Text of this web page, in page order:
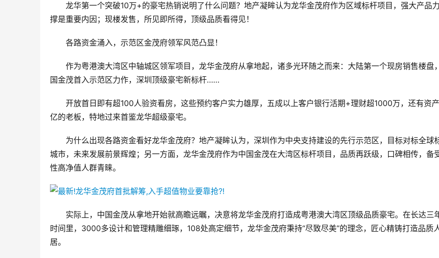
龙华第一个突破10万+的豪宅热销说明了什么问题？地产凝眸认为龙华金茂府作为区域标杆项目，强大产品
撑是重要内因；现楼发售，所见即所得，顶级品质看得见！
各路资金涌入，示范区金茂府领军风范凸显！
作为粤港澳大湾区中轴城区领军项目，龙华金茂府从拿地起，诸多光环随之而来：大陆第一个现房销售楼盘
国金茂首入示范区力作，深圳顶级豪宅新标杆……
开放首日即有超100人验资看房，这些预约客户实力雄厚，五成以上客户银行活期+理财超1000万，还有资
亿的老板，特地过来首鉴龙华超级豪宅。
为什么出现各路资金看好龙华金茂府？地产凝眸认为，深圳作为中央支持建设的先行示范区，目标对标全球
城市，未来发展前景辉煌；另一方面，龙华金茂府作为中国金茂在大湾区标杆项目，品质再跃级，口碑相传，备
性高净值人群青睐。
实际上，中国金茂从拿地开始就高瞻远瞩，决意将龙华金茂府打造成粤港澳大湾区顶级品质豪宅。在长达三
时间里，3000多设计和管理精雕细琢，108处高定细节，龙华金茂府秉持“尽致尽美”的理念，匠心精铸打造品质
居。